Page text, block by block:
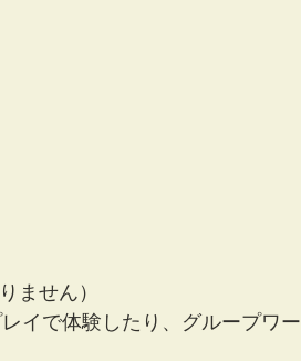
ません）
イで体験したり、グループワー